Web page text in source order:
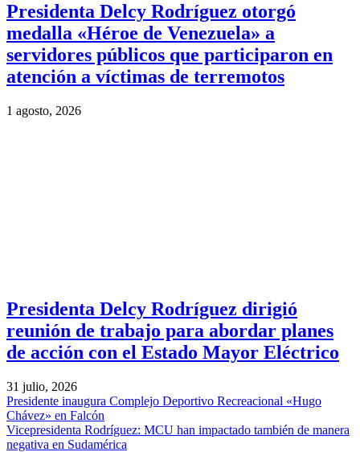
Presidenta Delcy Rodríguez otorgó
medalla «Héroe de Venezuela» a
servidores públicos que participaron en
atención a víctimas de terremotos
1 agosto, 2026
Presidenta Delcy Rodríguez dirigió
reunión de trabajo para abordar planes
de acción con el Estado Mayor Eléctrico
31 julio, 2026
Presidente inaugura Complejo Deportivo Recreacional «Hugo
Chávez» en Falcón
Vicepresidenta Rodríguez: MCU han impactado también de manera
negativa en Sudamérica